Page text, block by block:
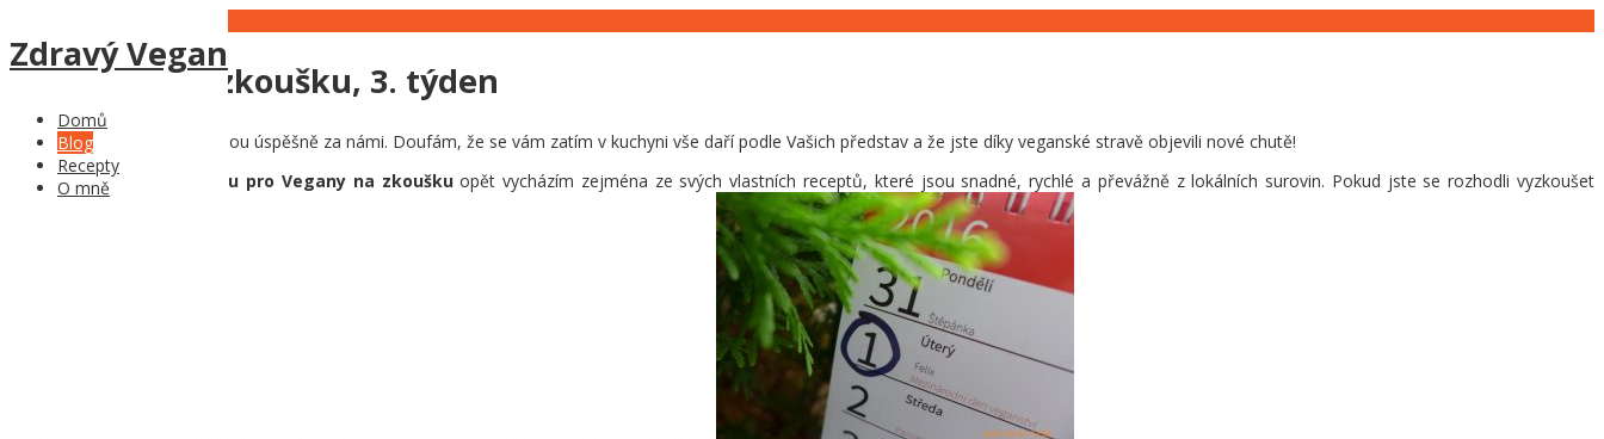
Zdravý Vegan
Domů
Blog
Recepty
O mně
Veganem na zkoušku, 3. týden
Dva týdny veganské výzvy jsou úspěšně za námi. Doufám, že se vám zatím v kuchyni vše daří podle Vašich představ a že jste díky veganské stravě objevili nové chutě!
Ve třetím týdnu jídelníčku pro Vegany na zkouškuopět vycházím zejména ze svých vlastních receptů, které jsou snadné, rychlé a převážně z lokálních surovin. Pokud jste se rozhodli vyzkoušet